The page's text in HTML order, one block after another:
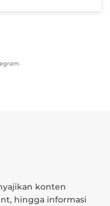
konten
hingga informasi